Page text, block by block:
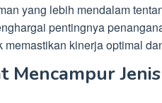
yang lebih mendalam
pentingnya
memastikan kinerja optimal
Mencampur